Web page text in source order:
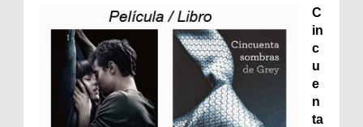
C
in
c
u
e
n
ta